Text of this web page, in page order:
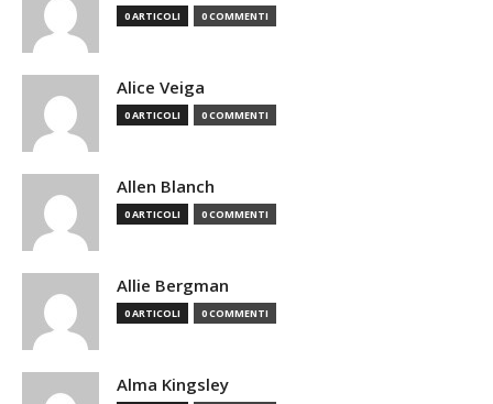
0 ARTICOLI 0 COMMENTI
Alice Veiga
0 ARTICOLI 0 COMMENTI
Allen Blanch
0 ARTICOLI 0 COMMENTI
Allie Bergman
0 ARTICOLI 0 COMMENTI
Alma Kingsley